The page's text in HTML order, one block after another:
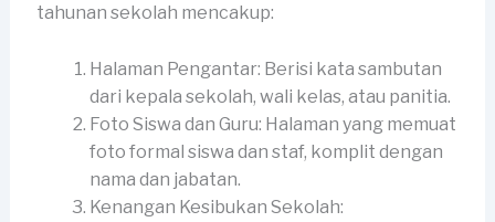
tahunan sekolah mencakup:
Halaman Pengantar: Berisi kata sambutan
dari kepala sekolah, wali kelas, atau panitia.
Foto Siswa dan Guru: Halaman yang memuat
foto formal siswa dan staf, komplit dengan
nama dan jabatan.
Kenangan Kesibukan Sekolah: